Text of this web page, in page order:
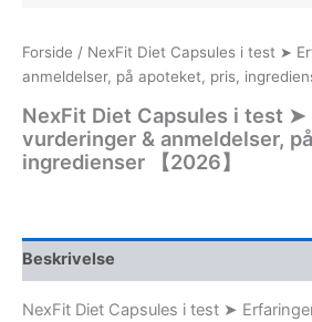
Forside / NexFit Diet Capsules i test ➤
anmeldelser, på apoteket, pris,
NexFit Diet Capsules i test ➤
vurderinger & anmeldelser,
ingredienser 【2026】
Beskrivelse
NexFit Diet Capsules i test ➤